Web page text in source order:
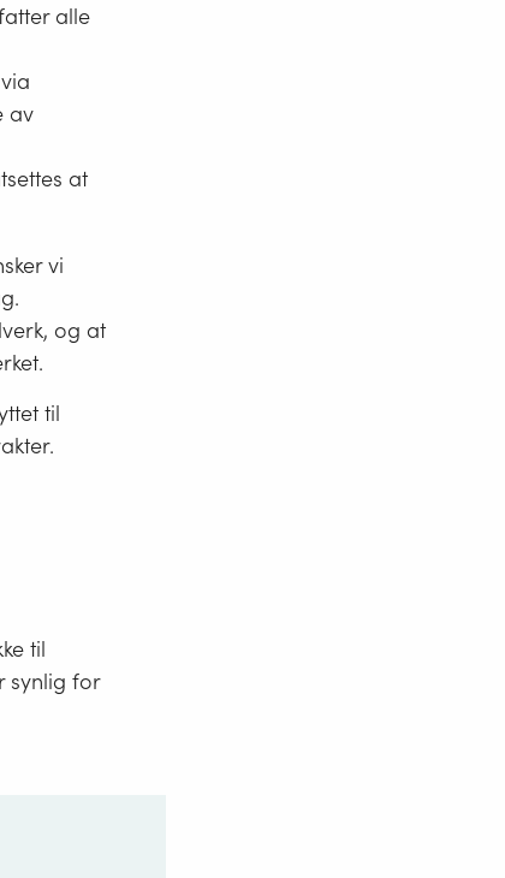
alle
av
at
vi
og at
til
til
synlig for